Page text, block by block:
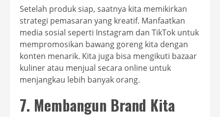
Setelah produk siap, saatnya kita memikirkan
strategi pemasaran yang kreatif. Manfaatkan
media sosial seperti Instagram dan TikTok untuk
mempromosikan bawang goreng kita dengan
konten menarik. Kita juga bisa mengikuti bazaar
kuliner atau menjual secara online untuk
menjangkau lebih banyak orang.
7. Membangun Brand Kita